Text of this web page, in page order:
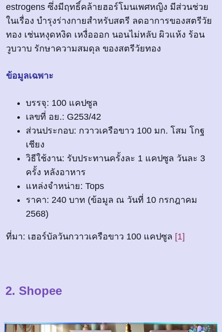
estrogens ซึ่งมีฤทธิ์คล้ายฮอร์โมนเพศหญิง มีส่วนช่วย
ในเรื่อง บำรุงร่างกายสำหรับสตรี ลดอาการของสตรีวัย
ทอง เช่นหงุดหงิด เหงื่อออก นอนไม่หลับ ผิวแห้ง ร้อน
วูบวาบ รักษาความสมดุล ของสตรีวัยทอง
ข้อมูลเฉพาะ
บรรจุ: 100 แคปซูล
เลขที่ อย.: G253/42
ส่วนประกอบ: กวาวเครือขาว 100 มก. โสม โกฐ
เชียง
วิธีใช้งาน: รับประทานครั้งละ 1 แคปซูล วันละ 3
ครั้ง หลังอาหาร
แหล่งจำหน่าย: Tops
ราคา: 240 บาท (ข้อมูล ณ วันที่ 10 กรกฎาคม
2568)
ที่มา: เฮอร์บัลวันกวาวเครือขาว 100 แคปซูล [1]
2. Shopee